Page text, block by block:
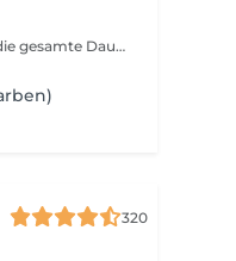
Nur zu anderen Behandlungen zu buchbar. Für die gesamte Dauer des Services ist eine Kinderbetreuung vorgesehen, um sicherzustellen, dass sich unsere Kunden ungestört auf den Service konzentrieren können.
320